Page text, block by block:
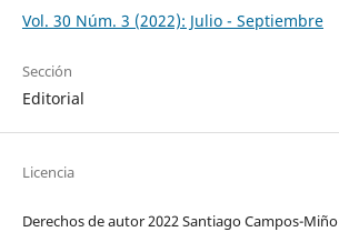
Vol. 30 Núm. 3 (2022): Julio - Septiembre
Sección
Editorial
Licencia
Derechos de autor 2022 Santiago Campos-Miño